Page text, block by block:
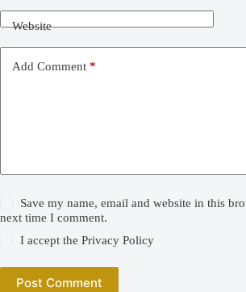
Website
Add Comment *
Save my name, email and website in this
next time I comment.
I accept thePrivacy Policy
Post Comment